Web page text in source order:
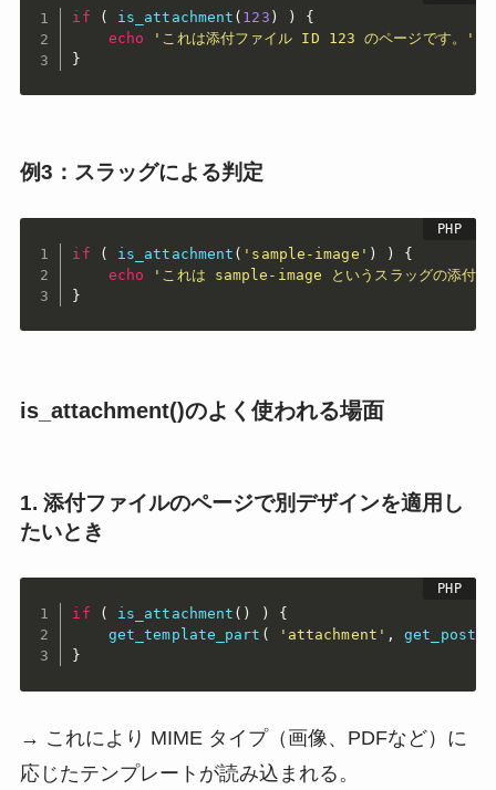
if ( is_attachment ( 123 ) )
{
echo
'これは添付ファイル ID 123 のページです。'
}
例3：スラッグによる判定
if ( is_attachment ( 'sample-image' ) )
{
echo
'これは sample-image というスラッグの添付フ
}
is_attachment()のよく使われる場面
1. 添付ファイルのページで別デザインを適用し
たいとき
if ( is_attachment ( ) )
{
get_template_part ( 'attachment' ,
}
→ これにより MIME タイプ（画像、PDFなど）に
応じたテンプレートが読み込まれる。